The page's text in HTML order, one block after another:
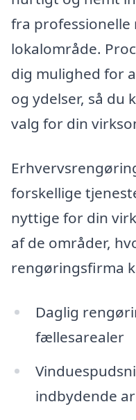
fra
lokalområde.
dig mulighed for
og ydelser, så du
valg for din
forskellige
nyttige for din
af de områder,
rengøringsfirma
Daglig
fællesarealer
indbydende